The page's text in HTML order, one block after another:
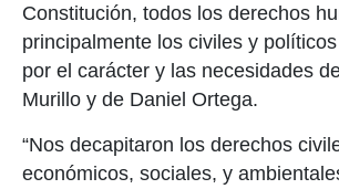
Constitución, todos los derechos
principalmente los civiles y
por el carácter y las necesidades
Murillo y de Daniel Ortega.
“Nos decapitaron los derechos
económicos, sociales, y